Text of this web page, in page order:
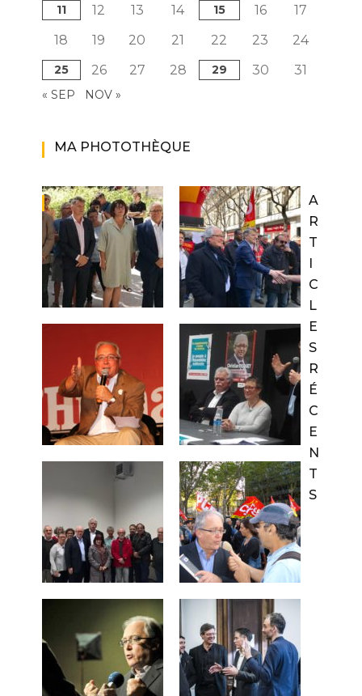
11 12 13 14 15 16
17
18
19 20 21 22 23 24
25 26 27 28 29 30 31
« SEP NOV »
MA PHOTOTHÈQUE
A
R
T
I
C
L
E
S
R
É
C
E
N
T
S